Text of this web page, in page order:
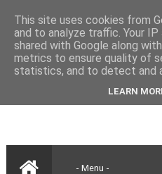
This site uses cookies from
and to analyze traffic. Your
shared with Google along
metrics to ensure quality of
statistics, and to detect and
LEARN